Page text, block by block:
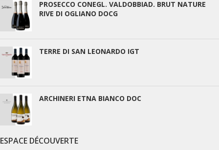
PROSECCO CONEGL. VALDOBBIAD. BRUT NATURE
RIVE DI OGLIANO DOCG
TERRE DI SAN LEONARDO IGT
ARCHINERI ETNA BIANCO DOC
ESPACE DÉCOUVERTE